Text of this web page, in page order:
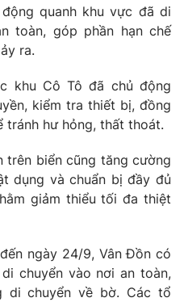
Thể thao
Bất động sản
lòng Việt
mình bằng AI
English
quanh khu vực đã di
toàn, góp phần hạn chế
ra.
khu Cô Tô đã chủ động
kiểm tra thiết bị, đồng
hư hỏng, thất thoát.
trên biển cũng tăng cường
dụng và chuẩn bị đầy đủ
giảm thiểu tối đa thiệt
ngày 24/9, Vân Đồn có
di chuyển vào nơi an toàn,
di chuyển về bờ. Các tổ